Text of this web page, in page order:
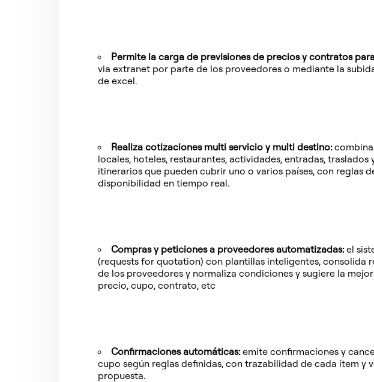
Permite la carga de previsiones de precios y contratos
via extranet por parte de los proveedores o mediante la
de excel.
Realiza cotizaciones multi servicio y multi destino:combina
locales, hoteles, restaurantes, actividades, entradas, traslados
itinerarios que pueden cubrir uno o varios países, con reglas
disponibilidad en tiempo real.
Compras y peticiones a proveedores automatizadas:el
(requests for quotation) con plantillas inteligentes, consolida
de los proveedores y normaliza condiciones y sugiere la
precio, cupo, contrato, etc
Confirmaciones automáticas:emite confirmaciones y
cupo según reglas definidas, con trazabilidad de cada ítem y
propuesta.